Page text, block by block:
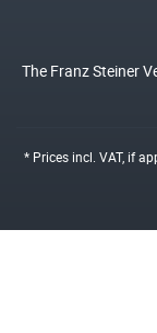
The Franz Steiner
* Prices incl. VAT, if